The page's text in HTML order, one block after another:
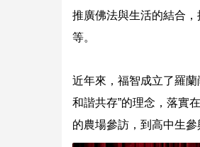
推廣佛法與生活的結合
等。
近年來，福智成立了羅
和諧共存”的理念，落實
的農場參訪，到高中生